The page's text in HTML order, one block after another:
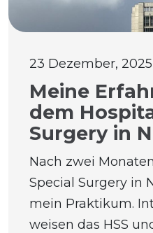
23 Dezember, 2025
Meine
dem
Surgery in
Nach zwei
Special Surgery in
mein Praktikum.
weisen das HSS